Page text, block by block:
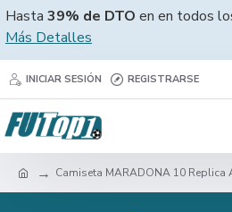
Hasta 39% de DTO en en todos
Más Detalles
INICIAR SESIÓN REGISTRARSE
Camiseta MARADONA 10 Replica